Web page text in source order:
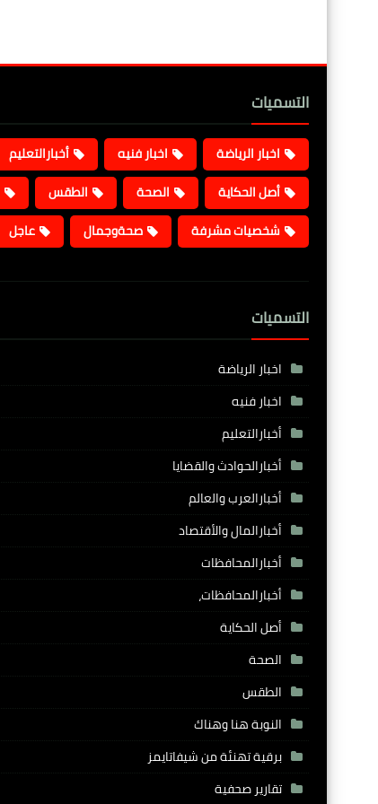
التسميات
اخبار الرياضة اخبار فنيه أخبارالتعليم
أصل الحكاية
الصحة الطقس
شخصيات مشرفة
صحةوجمال عاجل
التسميات
اخبار الرياضة
اخبار فنيه
أخبارالتعليم
أخبارالحوادث والقضايا
أخبارالعرب والعالم
أخبارالمال والأقتصاد
أخبارالمحافظات
أخبارالمحافظات،
أصل الحكاية
الصحة
الطقس
النوبة هنا وهناك
برقية تهنئة من شيفاتايمز
تقارير صحفية